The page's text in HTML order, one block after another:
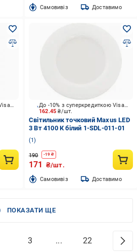
Cамовивіз Доставимо
До -10% з суперкредиткою Visa Вигода
162.45₴/шт.
До -10% з суперкредиткою Visa Вигода
Світильник точковий Maxus LED
3 Вт 4100 К білий 1-SDL-011-01
1
190 -19 ₴
171 ₴/шт.
Cамовивіз Доставимо
ПОКАЗАТИ ЩЕ
3 ... 22